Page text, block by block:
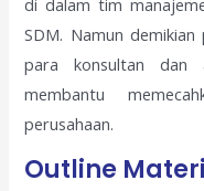
di dalam tim
SDM. Namun
para konsultan dan
membantu
perusahaan.
Outline Materi